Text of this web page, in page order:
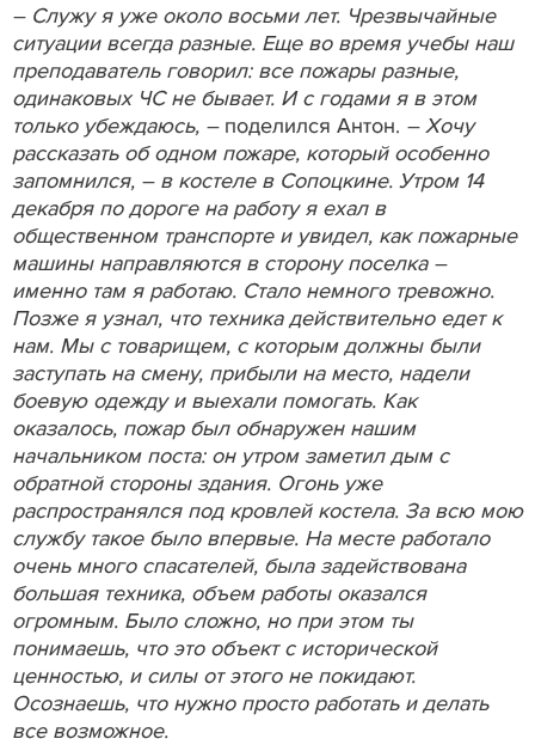
– Служу я уже около восьми лет. Чрезвычайные
ситуации всегда разные. Еще во время учебы наш
преподаватель говорил: все пожары разные,
одинаковых ЧС не бывает. И с годами я в этом
только убеждаюсь, – поделился Антон. – Хочу
рассказать об одном пожаре, который особенно
запомнился, – в костеле в Сопоцкине. Утром 14
декабря по дороге на работу я ехал в
общественном транспорте и увидел, как пожарные
машины направляются в сторону поселка –
именно там я работаю. Стало немного тревожно.
Позже я узнал, что техника действительно едет к
нам. Мы с товарищем, с которым должны были
заступать на смену, прибыли на место, надели
боевую одежду и выехали помогать. Как
оказалось, пожар был обнаружен нашим
начальником поста: он утром заметил дым с
обратной стороны здания. Огонь уже
распространялся под кровлей костела. За всю мою
службу такое было впервые. На месте работало
очень много спасателей, была задействована
большая техника, объем работы оказался
огромным. Было сложно, но при этом ты
понимаешь, что это объект с исторической
ценностью, и силы от этого не покидают.
Осознаешь, что нужно просто работать и делать
все возможное.